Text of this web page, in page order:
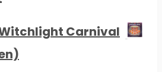
Witchlight Carnival